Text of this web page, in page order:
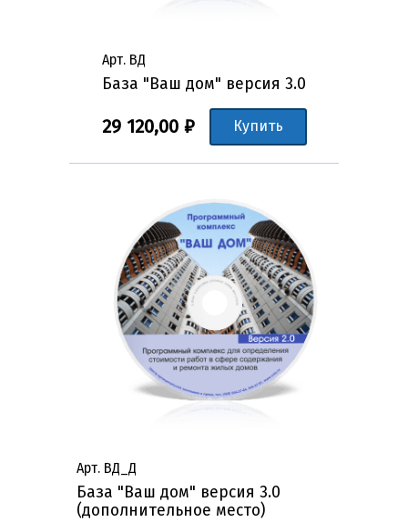
Арт. ВД
База "Ваш дом" версия 3.0
29 120,00 ₽ Купить
Арт. ВД_Д
База "Ваш дом" версия 3.0
(дополнительное место)